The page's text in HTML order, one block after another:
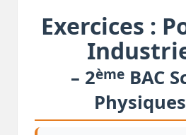
Exercices :
– 2ème BAC
Physiques